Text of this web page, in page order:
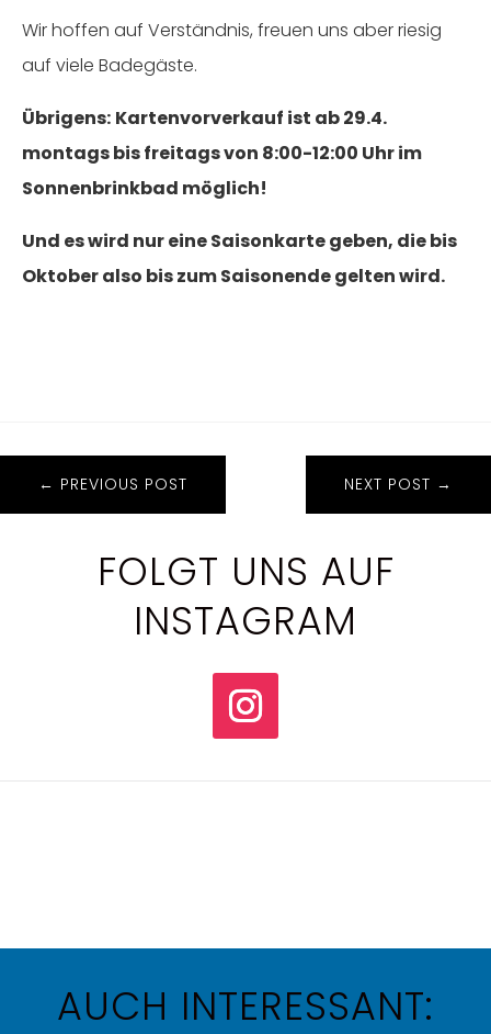
Wir hoffen auf Verständnis, freuen uns aber riesig
auf viele Badegäste.
Übrigens: Kartenvorverkauf ist ab 29.4.
montags bis freitags von 8:00-12:00 Uhr im
Sonnenbrinkbad möglich!
Und es wird nur eine Saisonkarte geben, die bis
Oktober also bis zum Saisonende gelten wird.
← PREVIOUS POST NEXT POST →
FOLGT UNS AUF
INSTAGRAM
AUCH INTERESSANT: